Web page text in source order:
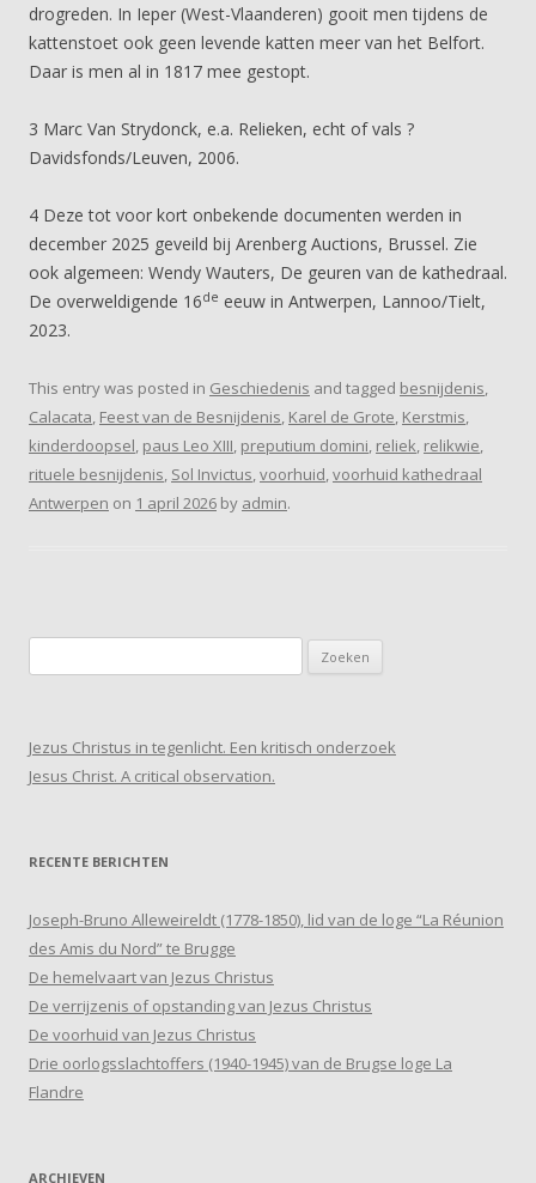
drogreden. In Ieper (West-Vlaanderen) gooit men tijdens de
kattenstoet ook geen levende katten meer van het Belfort.
Daar is men al in 1817 mee gestopt.
3 Marc Van Strydonck, e.a. Relieken, echt of vals ?
Davidsfonds/Leuven, 2006.
4 Deze tot voor kort onbekende documenten werden in
december 2025 geveild bij Arenberg Auctions, Brussel. Zie
ook algemeen: Wendy Wauters, De geuren van de kathedraal.
De overweldigende 16de eeuw in Antwerpen, Lannoo/Tielt,
2023.
This entry was posted in Geschiedenis and tagged besnijdenis,
Calacata, Feest van de Besnijdenis, Karel de Grote, Kerstmis,
kinderdoopsel, paus Leo XIII, preputium domini, reliek, relikwie,
rituele besnijdenis, Sol Invictus,voorhuid,voorhuid kathedraal
Antwerpen on 1 april 2026 by admin.
naar:
Jezus Christus in tegenlicht. Een kritisch onderzoek
Jesus Christ. A critical observation.
RECENTE BERICHTEN
Joseph-Bruno Alleweireldt (1778-1850), lid van de loge “La Réunion
des Amis du Nord” te Brugge
De hemelvaart van Jezus Christus
De verrijzenis of opstanding van Jezus Christus
De voorhuid van Jezus Christus
Drie oorlogsslachtoffers (1940-1945) van de Brugse loge La
Flandre
ARCHIEVEN